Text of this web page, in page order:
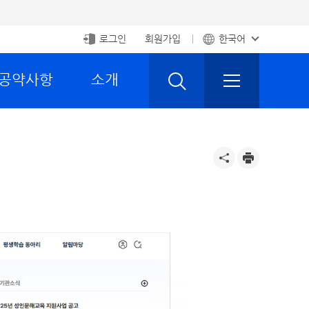
로그인 회원가입 한국어
약사항 소개